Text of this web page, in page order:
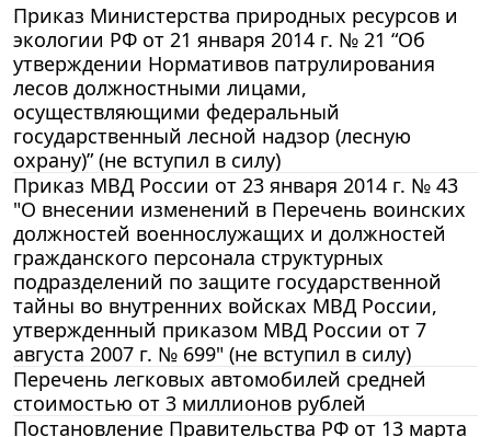
Приказ Министерства природных ресурсов и
экологии РФ от 21 января 2014 г. № 21 “Об
утверждении Нормативов патрулирования
лесов должностными лицами,
осуществляющими федеральный
государственный лесной надзор (лесную
охрану)” (не вступил в силу)
Приказ МВД России от 23 января 2014 г. № 43
"О внесении изменений в Перечень воинских
должностей военнослужащих и должностей
гражданского персонала структурных
подразделений по защите государственной
тайны во внутренних войсках МВД России,
утвержденный приказом МВД России от 7
августа 2007 г. № 699" (не вступил в силу)
Перечень легковых автомобилей средней
стоимостью от 3 миллионов рублей
Постановление Правительства РФ от 13 марта